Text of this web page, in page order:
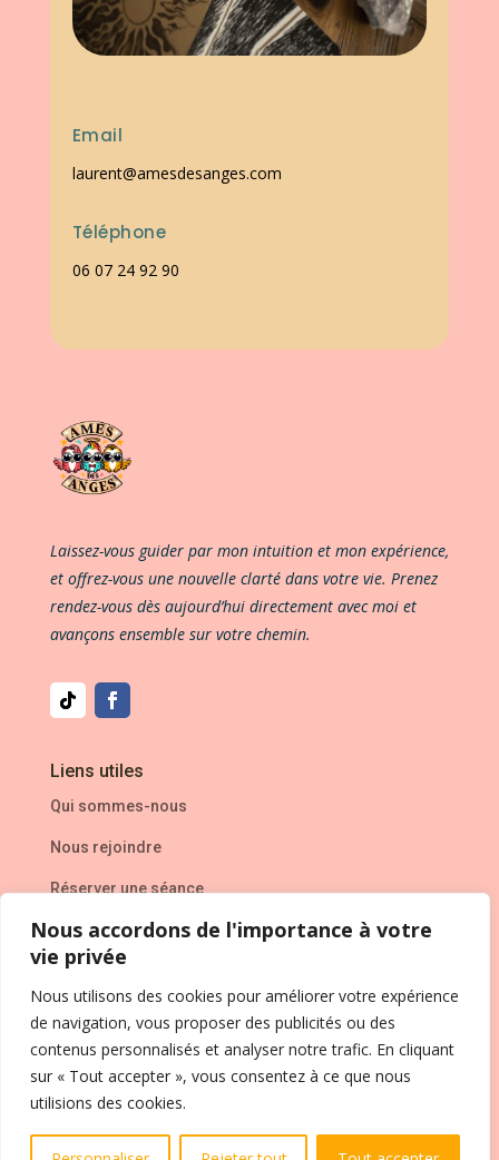
Nous accordons de l'importance à votre
vie privée
Nous utilisons des cookies pour améliorer votre expérience
de navigation, vous proposer des publicités ou des
contenus personnalisés et analyser notre trafic. En cliquant
sur « Tout accepter », vous consentez à ce que nous
utilisions des cookies.
Email
laurent@amesdesanges.com
Téléphone
06 07 24 92 90
Laissez-vous guider par mon intuition et mon expérience,
et offrez-vous une nouvelle clarté dans votre vie. Prenez
rendez-vous dès aujourd’hui directement avec moi et
avançons ensemble sur votre chemin.
Liens utiles
Qui sommes-nous
Nous rejoindre
Réserver une séance
L’entreprise
Politique de confidentialité&CVG
Contact
FAQ